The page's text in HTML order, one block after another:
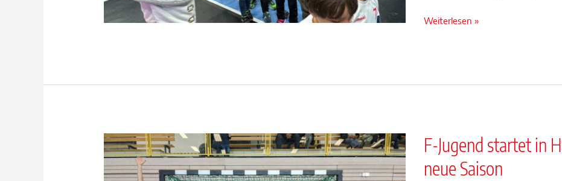
Mini
erleben
Bundesligaspiel
Weiterlesen »
F-Jugend startet in
neue Saison